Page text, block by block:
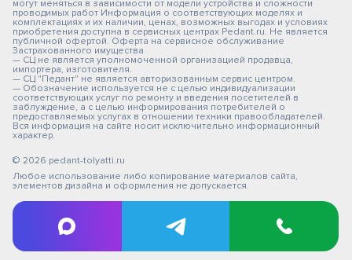
могут меняться в зависимости от модели устройства и сложности
проводимых работ Информация о соответствующих моделях и
комплектациях и их наличии, ценах, возможных выгодах и условиях
приобретения доступна в сервисных центрах Pedant.ru. Не является
публичной офертой. Оферта на сервисное обслуживание
Застрахованного имущества
— СЦ не является уполномоченной организацией продавца,
импортера, изготовителя.
— СЦ "Педант" не является авторизованным сервис центром.
— Обозначение используется не с целью индивидуализации
соответствующих услуг по ремонту и введения посетителей в
заблуждение, а с целью информирования потребителей о
предоставляемых услугах в отношении техники правообладателей.
Вся информация на сайте носит исключительно информационный
характер.
© 2026 pedant-tolyatti.ru
Любое использование либо копирование материалов сайта,
элементов дизайна и оформления не допускается.